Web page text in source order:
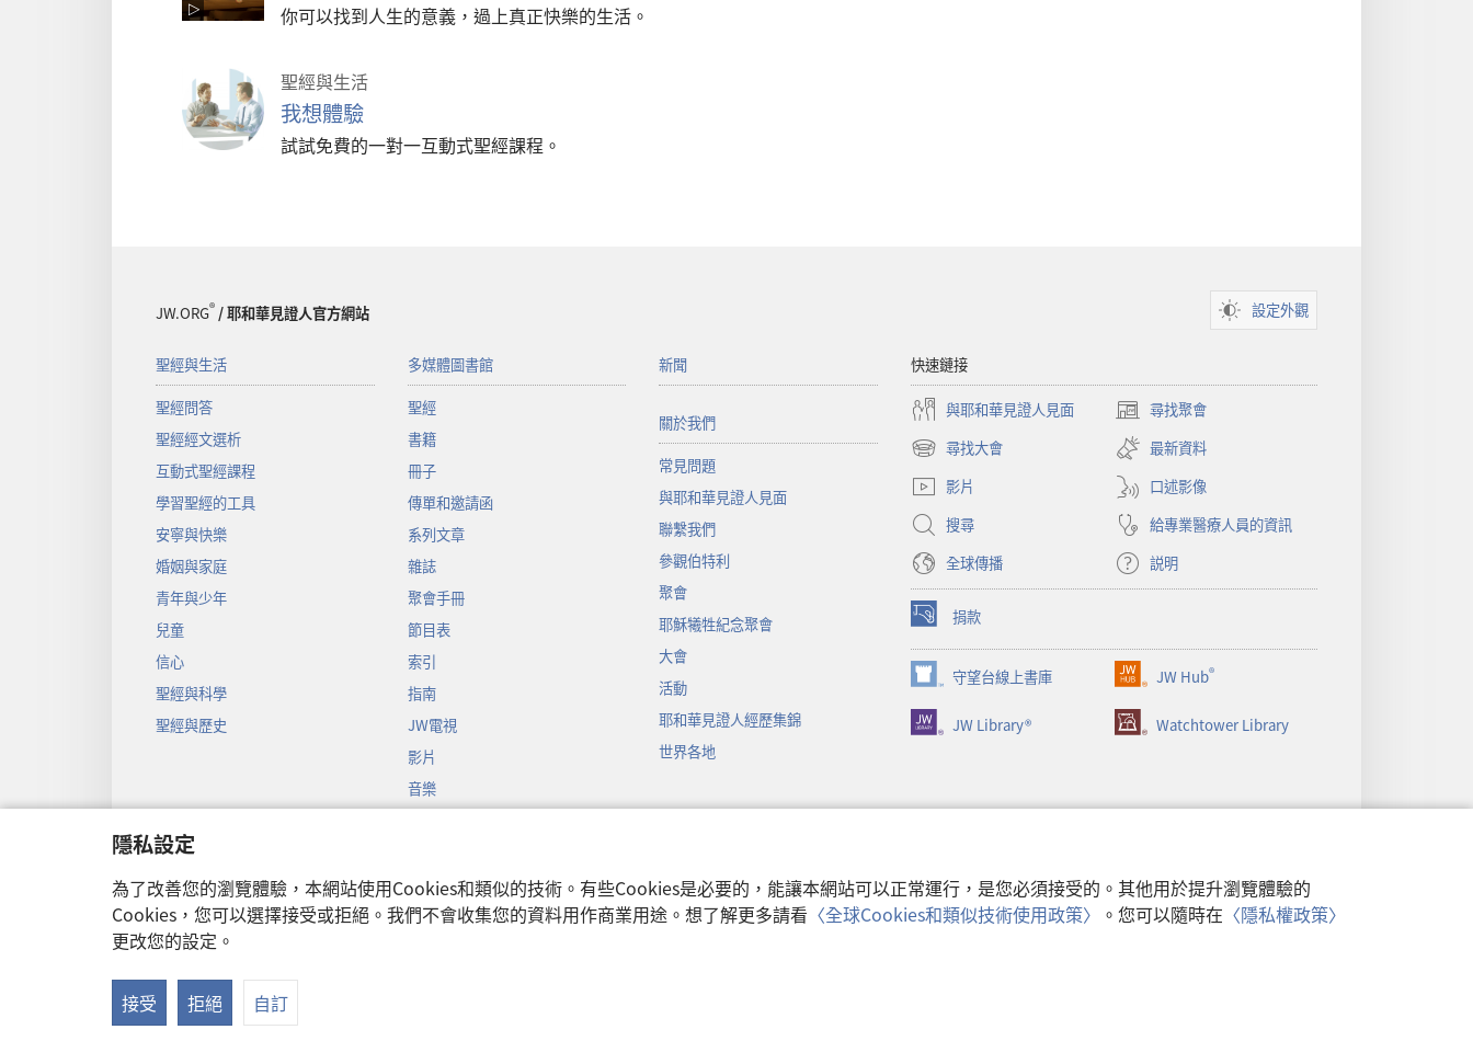
隱私設定
為了改善您的瀏覽體驗，本網站使用Cookies和類似的技術。有些Cookies是必要的，能讓本網站可以正常運行，是您必須接受的。其他用於提升瀏覽體驗的
Cookies，您可以選擇接受或拒絕。我們不會收集您的資料用作商業用途。想了解更多請看 〈全球Cookies和類似技術使用政策〉 。您可以隨時在 〈隱私權政策〉
更改您的設定。
接受 拒絕 自訂
你可以找到人生的意義，過上真正快樂的生活。
聖經與生活
我想體驗
試試免費的一對一互動式聖經課程。
JW.ORG®/ 耶和華見證人官方網站 設定外觀
聖經與生活
聖經問答
聖經經文選析
互動式聖經課程
學習聖經的工具
安寧與快樂
婚姻與家庭
青年與少年
兒童
信心
聖經與科學
聖經與歷史
多媒體圖書館
聖經
書籍
冊子
傳單和邀請函
系列文章
雜誌
聚會手冊
節目表
索引
指南
JW電視
影片
音樂
新聞
關於我們
常見問題
與耶和華見證人見面
聯繫我們
參觀伯特利
聚會
耶穌犧牲紀念聚會
大會
活動
耶和華見證人經歷集錦
世界各地
快速鏈接
與耶和華見證人見面 尋找聚會
（開
啟
新
視
窗）
尋找大會
（開
啟
新
視
窗）
最新資料
影片
口述影像
搜尋
給專業醫療人員的資訊
全球傳播
説明
捐款
（開
啟
新
視
窗）
守望台線上書庫
（開
啟
新
JW Hub®
（開
啟
新
JW Library® Watchtower Library